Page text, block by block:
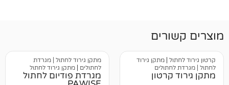
מתקן גירוד
מתקן גירוד לחתול | מגרדת
לחתולים
מתקן גירוד לחתול
מגרדת פודיום לחתול